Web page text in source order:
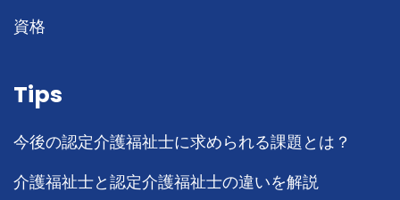
資格
Tips
今後の認定介護福祉士に求められる課題とは？
介護福祉士と認定介護福祉士の違いを解説